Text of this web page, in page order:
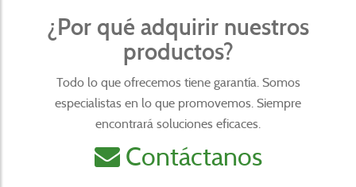
¿Por qué adquirir nuestros
productos?
Todo lo que ofrecemos tiene garantía. Somos
especialistas en lo que promovemos. Siempre
encontrará soluciones eficaces.
Contáctanos